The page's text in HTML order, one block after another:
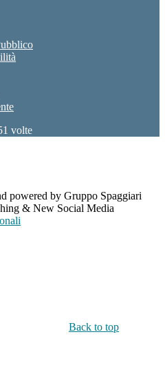
volte
powered by Gruppo Spaggiari
& New Social Media
Back to top